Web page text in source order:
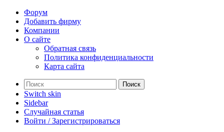
Форум
Добавить фирму
Компании
О сайте
Обратная связь
Политика конфиденциальности
Карта сайта
Поиск
Switch skin
Sidebar
Случайная статья
Войти / Зарегистрироваться